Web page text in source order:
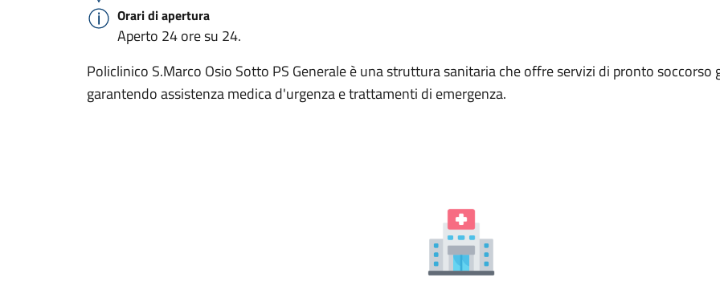
Orari di apertura
Aperto 24 ore su 24.
Policlinico S.Marco Osio Sotto PS Generale è una struttura sanitaria che offre servizi di pronto soccorso
garantendo assistenza medica d'urgenza e trattamenti di emergenza.